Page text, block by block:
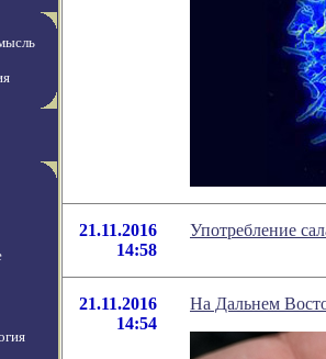
21.11.2016
14:58
Употребление
21.11.2016
14:54
На Дальнем